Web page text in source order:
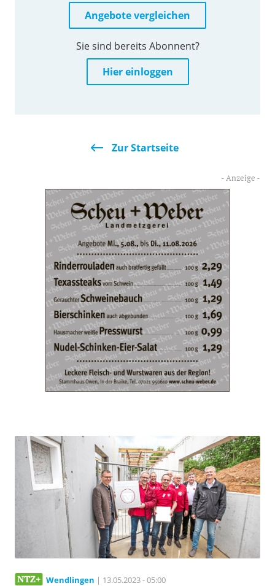
Angebote vergleichen
Sie sind bereits Abonnent?
Hier einloggen
Zur Startseite
Wendlingen | 13.05.2023 - 05:00